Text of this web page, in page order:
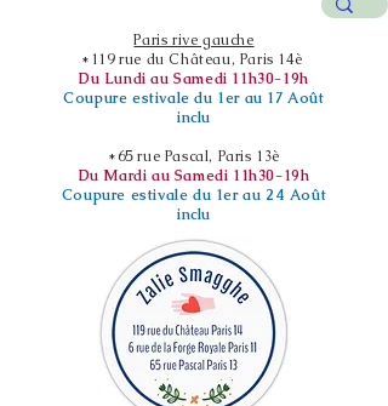
Paris rive gauche
*119 rue du Château, Paris 14è
Du Lundi au Samedi 11h30-19h
Coupure estivale du 1er au 17 Août
inclu
*65 rue Pascal, Paris 13è
Du Mardi au Samedi 11h30-19h
Coupure estivale du 1er au 24 Août
inclu